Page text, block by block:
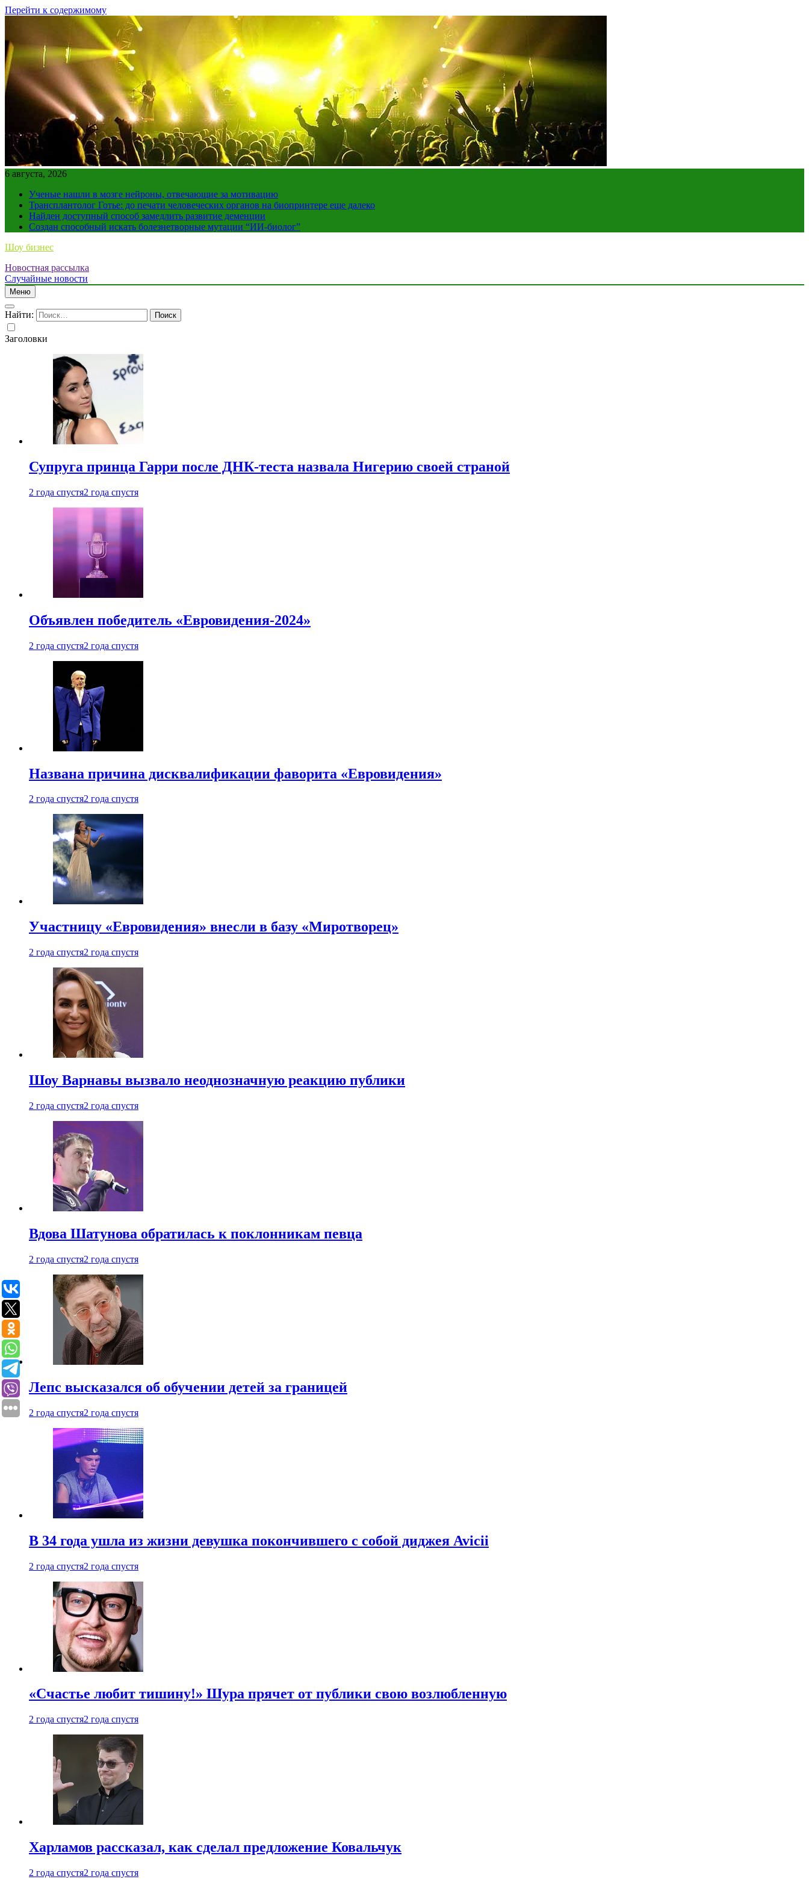
Перейти к содержимому
6 августа, 2026
Ученые нашли в мозге нейроны, отвечающие за мотивацию
Трансплантолог Готье: до печати человеческих органов на биопринтере еще далеко
Найден доступный способ замедлить развитие деменции
Создан способный искать болезнетворные мутации “ИИ-биолог”
Шоу бизнес
Новостная рассылка
Случайные новости
Меню
Найти:
Заголовки
Супруга принца Гарри после ДНК-теста назвала Нигерию своей страной
2 года спустя2 года спустя
Объявлен победитель «Евровидения-2024»
2 года спустя2 года спустя
Названа причина дисквалификации фаворита «Евровидения»
2 года спустя2 года спустя
Участницу «Евровидения» внесли в базу «Миротворец»
2 года спустя2 года спустя
Шоу Варнавы вызвало неоднозначную реакцию публики
2 года спустя2 года спустя
Вдова Шатунова обратилась к поклонникам певца
2 года спустя2 года спустя
Лепс высказался об обучении детей за границей
2 года спустя2 года спустя
В 34 года ушла из жизни девушка покончившего с собой диджея Avicii
2 года спустя2 года спустя
«Счастье любит тишину!» Шура прячет от публики свою возлюбленную
2 года спустя2 года спустя
Харламов рассказал, как сделал предложение Ковальчук
2 года спустя2 года спустя